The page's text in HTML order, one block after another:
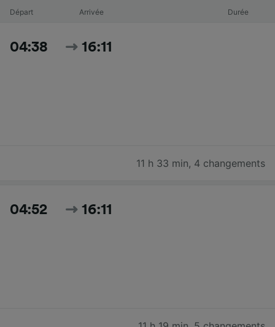
Départ Arrivée Durée
04:38 16:11
11 h 33 min, 4 changements
04:52 16:11